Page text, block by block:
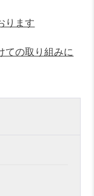
ります
ての取り組みに